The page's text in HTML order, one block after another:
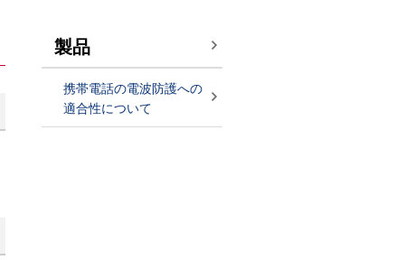
製品
携帯電話の電波防護への
適合性について